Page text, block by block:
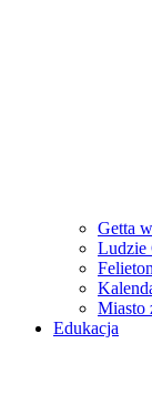
Getta
Ludzie
Miasto
Edukacja